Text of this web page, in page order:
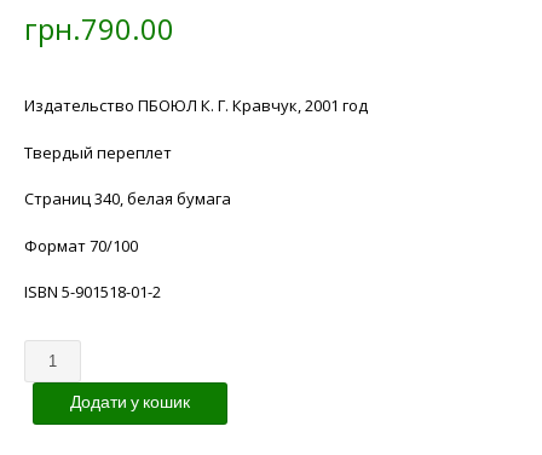
грн.790.00
Издательство ПБОЮЛ К. Г. Кравчук, 2001 год
Твердый переплет
Страниц 340, белая бумага
Формат 70/100
ISBN 5-901518-01-2
Кількість
Додати у кошик